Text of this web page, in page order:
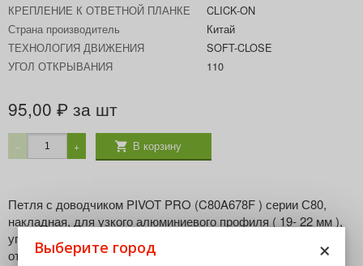
КРЕПЛЕНИЕ К ОТВЕТНОЙ ПЛАНКЕ
CLICK-ON
Страна производитель
Китай
ТЕХНОЛОГИЯ ДВИЖЕНИЯ
SOFT-CLOSE
УГОЛ ОТКРЫВАНИЯ
110
95,00 ₽ за шт
− + В корзину
Петля с доводчиком PIVOT PRO (C80A678F ) серии С80,
накладная, для узкого алюминиевого профиля ( 19- 22 мм ),
угол открывания 110 градусов, Click-On, без подкладки (
ответной планки ).
×
Выберите город